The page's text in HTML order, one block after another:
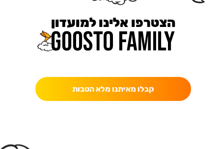
הצטרפו אלינו למועדון
קבלו מאיתנו מלא הטבות